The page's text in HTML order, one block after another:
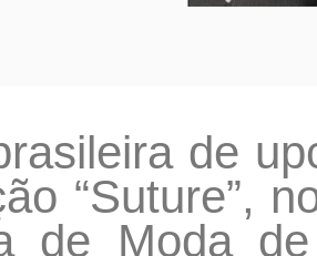
de
“Suture”,
de Moda de